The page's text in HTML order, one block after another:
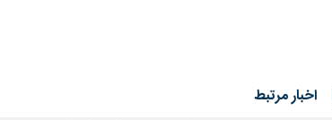
اخبار مرتبط